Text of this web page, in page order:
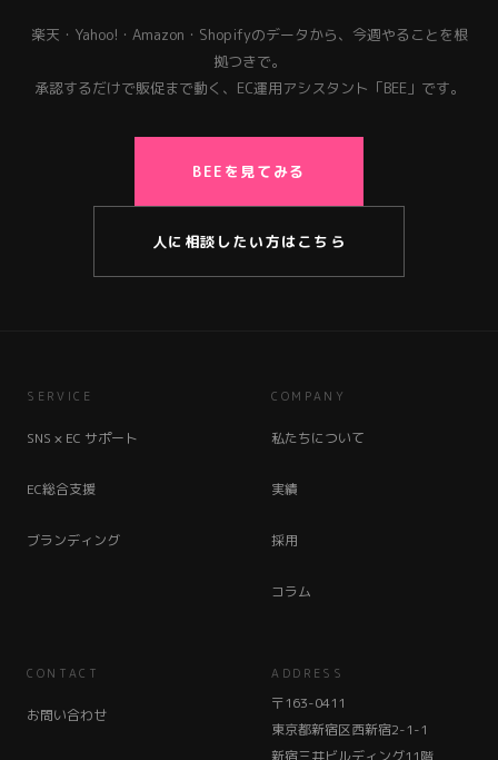
楽天・Yahoo!・Amazon・Shopifyのデータから、今週やることを根
拠つきで。
承認するだけで販促まで動く、EC運用アシスタント「BEE」です。
BEEを見てみる
人に相談したい方はこちら
SERVICE
SNS × EC サポート
EC総合支援
ブランディング
COMPANY
私たちについて
実績
採用
コラム
CONTACT
お問い合わせ
ADDRESS
〒163-0411
東京都新宿区西新宿2-1-1
新宿三井ビルディング11階